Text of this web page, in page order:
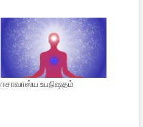
ஈசாவாஸ்ய உபநிஷதம்